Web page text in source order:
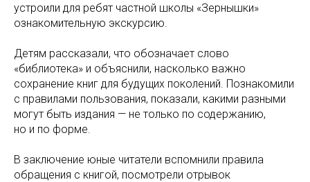
устроили для ребят частной школы «Зернышки»
ознакомительную экскурсию.
Детям рассказали, что обозначает слово
«библиотека» и объяснили, насколько важно
сохранение книг для будущих поколений. Познакомили
с правилами пользования, показали, какими разными
могут быть издания — не только по содержанию,
но и по форме.
В заключение юные читатели вспомнили правила
обращения с книгой, посмотрели отрывок